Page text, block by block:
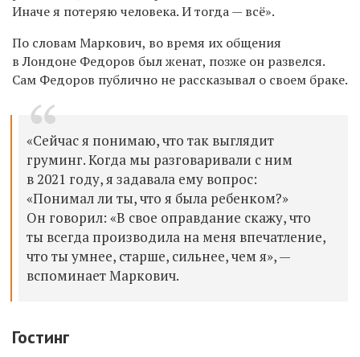
Иначе я потеряю человека. И тогда — всё».
По словам Маркович, во время их общения
в Лондоне Федоров был женат, позже он развелся.
Сам Федоров публично не рассказывал о своем браке.
«Сейчас я понимаю, что так выглядит
груминг. Когда мы разговаривали с ним
в 2021 году, я задавала ему вопрос:
«Понимал ли ты, что я была ребенком?»
Он говорил: «В свое оправдание скажу, что
ты всегда производила на меня впечатление,
что ты умнее, старше, сильнее, чем я», —
вспоминает Маркович.
Гостинг